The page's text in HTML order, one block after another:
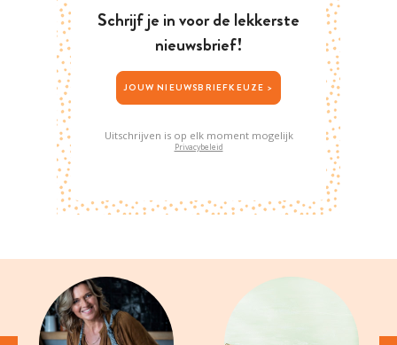
Schrijf je in voor de lekkerste
nieuwsbrief!
JOUW NIEUWSBRIEFKEUZE >
Uitschrijven is op elk moment mogelijk
Privacybeleid